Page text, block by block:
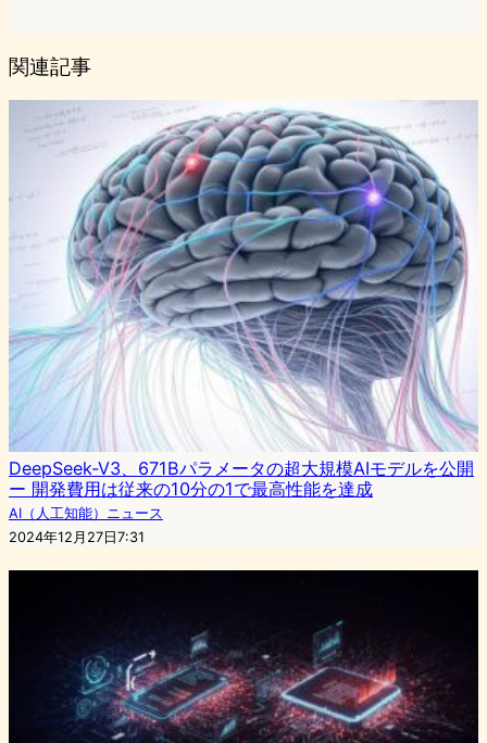
関連記事
DeepSeek-V3、671Bパラメータの超大規模AIモデルを公開
ー 開発費用は従来の10分の1で最高性能を達成
AI（人工知能）ニュース
2024年12月27日7:31